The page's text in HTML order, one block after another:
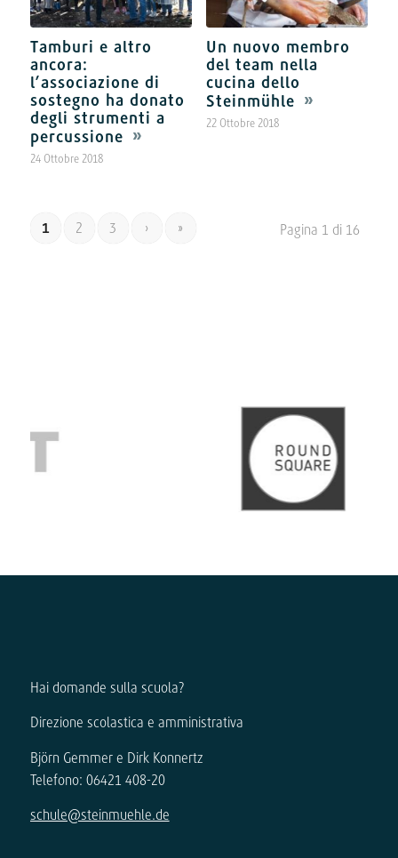
Tamburi e altro
ancora:
l’associazione di
sostegno ha donato
degli strumenti a
percussione
24 Ottobre 2018
Un nuovo membro
del team nella
cucina dello
Steinmühle
22 Ottobre 2018
Pagina 1 di 16
1 2 3 › »
Hai domande sulla scuola?
Direzione scolastica e amministrativa
Björn Gemmer e Dirk Konnertz
Telefono: 06421 408-20
schule@steinmuehle.de